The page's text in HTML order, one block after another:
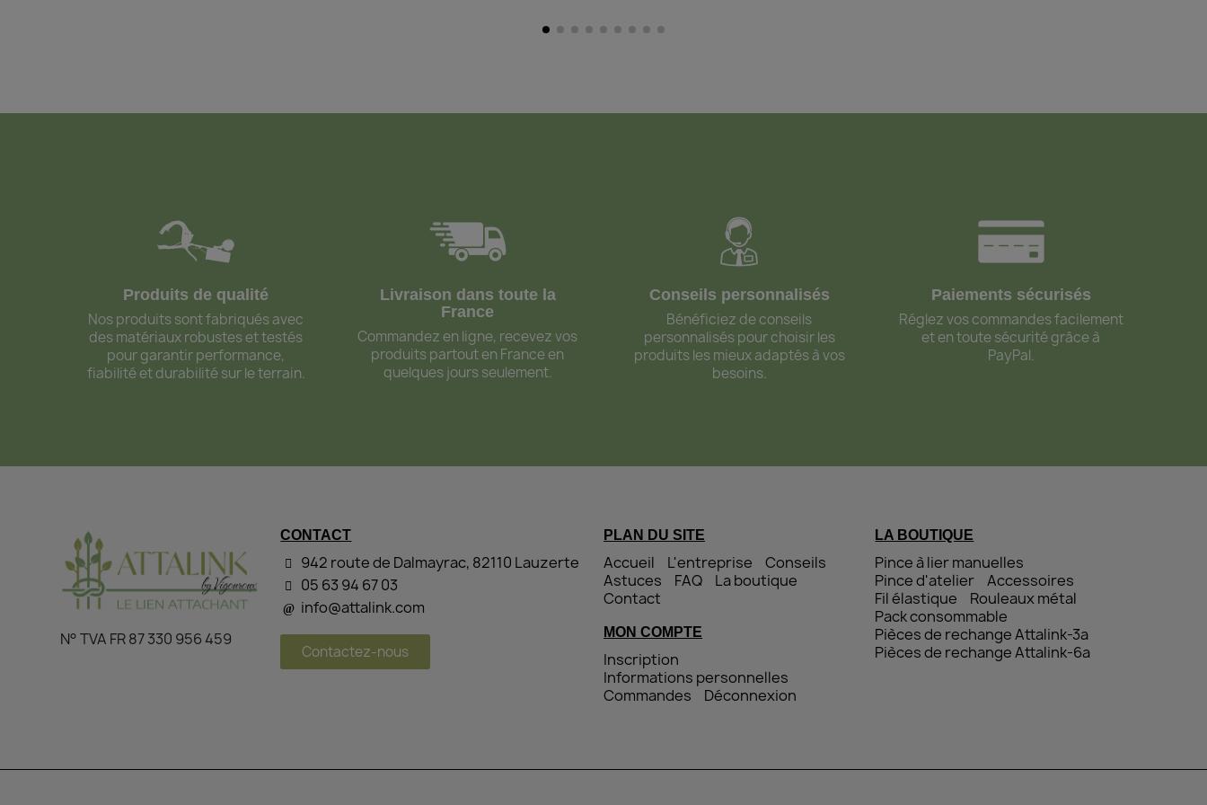
Produits de qualité
Nos produits sont fabriqués avec
des matériaux robustes et testés
pour garantir performance,
fiabilité et durabilité sur le terrain.
Livraison dans toute la
France
Commandez en ligne, recevez vos
produits partout en France en
quelques jours seulement.
Conseils personnalisés
Bénéficiez de conseils
personnalisés pour choisir les
produits les mieux adaptés à vos
besoins.
Paiements sécurisés
Réglez vos commandes facilement
et en toute sécurité grâce à
PayPal.
N° TVA FR 87 330 956 459
CONTACT
942 route de Dalmayrac, 82110 Lauzerte
05 63 94 67 03
info@attalink.com
Contactez-nous
PLAN DU SITE
Accueil L'entreprise
Conseils
Astuces
FAQ
La boutique
Contact
MON COMPTE
Inscription
Informations personnelles
Commandes
Déconnexion
LA BOUTIQUE
Pince à lier manuelles
Pince d'atelier
Accessoires
Fil élastique
Rouleaux métal
Pack consommable
Pièces de rechange Attalink-3a
Pièces de rechange Attalink-6a